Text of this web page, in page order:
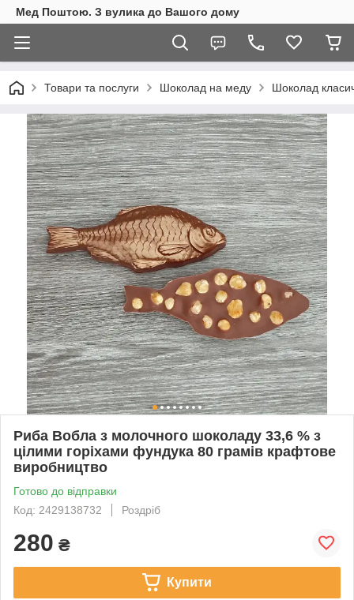
Мед Поштою. З вулика до Вашого дому
Товари та послуги Шоколад на меду Шоколад
Риба Вобла з молочного шоколаду 33,6 % з
цілими горіхами фундука 80 грамів крафтове
виробництво
Готово до відправки
Код: 2429138732
Роздріб
280 ₴
Купити